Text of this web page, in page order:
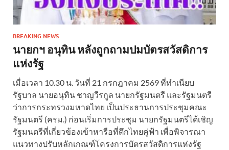
BREAKING NEWS
นายกฯ อนุทิน หลังถูกถามปมบัตรสวัสดิการ
แห่งรัฐ
เมื่อเวลา 10.30 น. วันที่ 21 กรกฎาคม 2569 ที่ทำเนียบ
รัฐบาล นายอนุทิน ชาญวีรกูล นายกรัฐมนตรี และรัฐมนตรี
ว่าการกระทรวงมหาดไทย เป็นประธานการประชุมคณะ
รัฐมนตรี (ครม.) ก่อนเริ่มการประชุม นายกรัฐมนตรีได้เชิญ
รัฐมนตรีที่เกี่ยวข้องเข้าหารือที่ตึกไทยคู่ฟ้า เพื่อพิจารณา
แนวทางปรับหลักเกณฑ์โครงการบัตรสวัสดิการแห่งรัฐ